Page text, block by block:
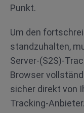
Punkt.
Um den
standzuhalten,
Server-(S2S)-
Browser
sicher direkt von
Tracking-